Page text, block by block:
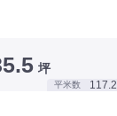
坪
平米数 117.2